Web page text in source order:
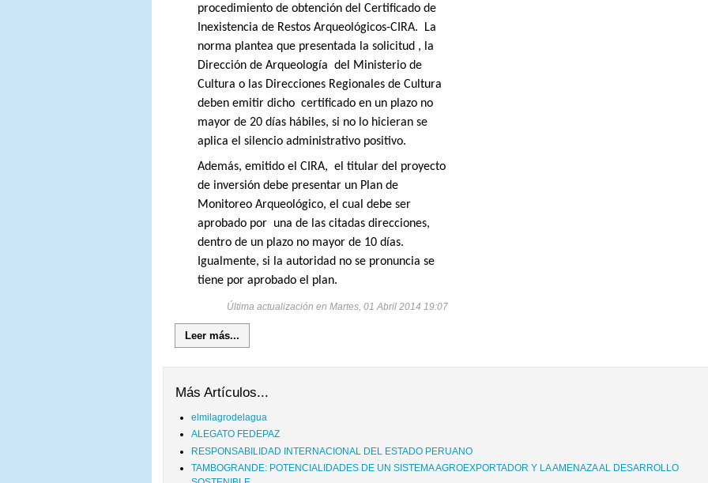
procedimiento de obtención del Certificado de
Inexistencia de Restos Arqueológicos-CIRA.
La
norma plantea que presentada la solicitud , la
Dirección de Arqueología del Ministerio de
Cultura o las Direcciones Regionales de Cultura
deben emitir dicho certificado en un plazo no
mayor de 20 días hábiles, si no lo hicieran se
aplica el silencio administrativo positivo.
Además, emitido el CIRA, el titular del proyecto
de inversión debe presentar un Plan de
Monitoreo Arqueológico, el cual debe ser
aprobado por una de las citadas direcciones,
dentro de un plazo no mayor de 10 días.
Igualmente, si la autoridad no se pronuncia se
tiene por aprobado el plan.
Última actualización en Martes, 01 Abril 2014 19:07
Leer más...
Más Artículos...
elmilagrodelagua
ALEGATO FEDEPAZ
RESPONSABILIDAD INTERNACIONAL DEL ESTADO PERUANO
TAMBOGRANDE: POTENCIALIDADES DE UN SISTEMA AGROEXPORTADOR Y LA AMENAZA AL DESARROLLO